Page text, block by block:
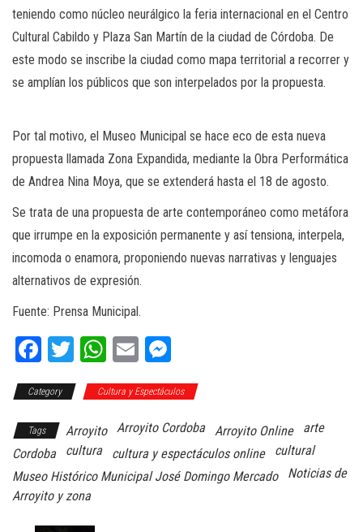
teniendo como núcleo neurálgico la feria internacional en el Centro
Cultural Cabildo y Plaza San Martín de la ciudad de Córdoba. De
este modo se inscribe la ciudad como mapa territorial a recorrer y
se amplían los públicos que son interpelados por la propuesta.
Por tal motivo, el Museo Municipal se hace eco de esta nueva
propuesta llamada Zona Expandida, mediante la Obra Performática
de Andrea Nina Moya, que se extenderá hasta el 18 de agosto.
Se trata de una propuesta de arte contemporáneo como metáfora
que irrumpe en la exposición permanente y así tensiona, interpela,
incomoda o enamora, proponiendo nuevas narrativas y lenguajes
alternativos de expresión.
Fuente: Prensa Municipal.
Fa
ce
bo
ok
T
wi
tt
er
W
ha
ts
A
pp
E
m
ail
es
se
ng
er
Category Cultura y Espectáculos
Tags Arroyito Arroyito Cordoba Arroyito Online
arte
Cordoba
cultura cultura y espectáculos online
cultural
Museo Histórico Municipal José Domingo Mercado
Noticias de
Arroyito y zona